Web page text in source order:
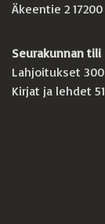
Äkeentie 2
Seurakunnan tili
Lahjoitukset
Kirjat ja lehdet